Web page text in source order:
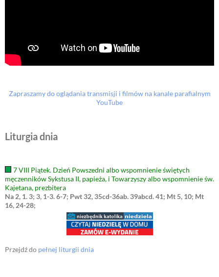
Zapraszamy do oglądania transmisji i filmów na kanale parafialnym
YouTube
Liturgia dnia
7 VIII Piątek. Dzień Powszedni albo wspomnienie świętych
męczenników Sykstusa II, papieża, i Towarzyszy albo wspomnienie św.
Kajetana, prezbitera
Na 2, 1. 3; 3, 1-3. 6-7; Pwt 32, 35cd-36ab. 39abcd. 41; Mt 5, 10; Mt
16, 24-28;
Przejdź do pełnej liturgii dnia